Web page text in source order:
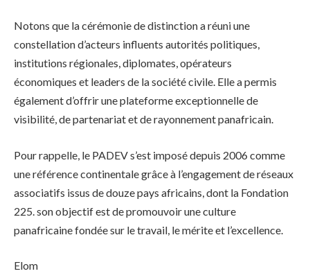
Notons que la cérémonie de distinction a réuni une
constellation d’acteurs influents autorités politiques,
institutions régionales, diplomates, opérateurs
économiques et leaders de la société civile. Elle a permis
également d’offrir une plateforme exceptionnelle de
visibilité, de partenariat et de rayonnement panafricain.
Pour rappelle, le PADEV s’est imposé depuis 2006 comme
une référence continentale grâce à l’engagement de réseaux
associatifs issus de douze pays africains, dont la Fondation
225. son objectif est de promouvoir une culture
panafricaine fondée sur le travail, le mérite et l’excellence.
Elom